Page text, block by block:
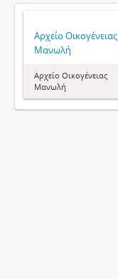
Αρχείο Οικογένειας
Μανωλή
Αρχείο Οικογένειας
Μανωλή